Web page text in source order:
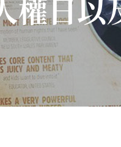
權日以